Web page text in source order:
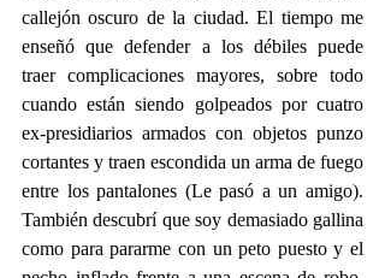
callejón oscuro de la ciudad. El tiempo me
enseñó que defender a los débiles puede
traer complicaciones mayores, sobre todo
cuando están siendo golpeados por cuatro
ex-presidiarios armados con objetos punzo
cortantes y traen escondida un arma de fuego
entre los pantalones (Le pasó a un amigo).
También descubrí que soy demasiado gallina
como para pararme con un peto puesto y el